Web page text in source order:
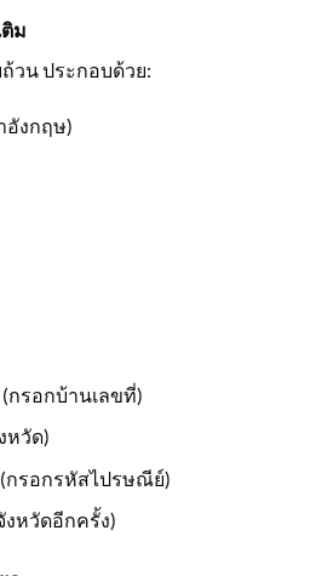
ม
วน ประกอบด้วย:
อังกฤษ)
(กรอกบ้านเลขที่)
หวัด)
(กรอกรหัสไปรษณีย์)
งหวัดอีกครั้ง)